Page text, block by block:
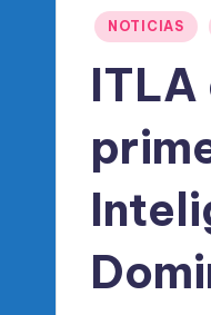
M
Publicado
NOTICIAS